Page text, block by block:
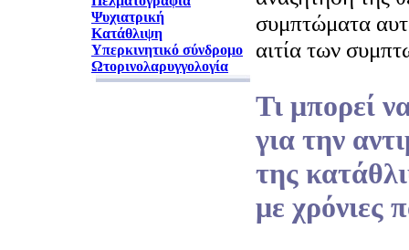
Ψυχιατρική
Κατάθλιψη
Υπερκινητικό σύνδρομο
Ωτορινολαρυγγολογία
συμπτώματα
αιτία των
Τι μπορεί
για την
της
με χρόνιες